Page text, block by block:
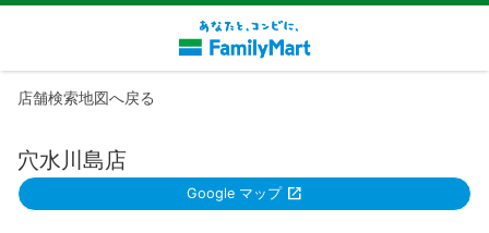
店舗検索地図へ戻る
穴水川島店
Google マップ